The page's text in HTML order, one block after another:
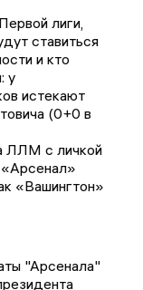
лиги,
ставиться
и кто
у
истекают
(0+0 в
ЛЛМ с личкой
«Вашингтон»
"Арсенала"